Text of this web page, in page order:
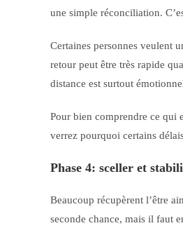
une simple réconciliation.
Certaines personnes veulent
retour peut être très rapide
distance est surtout
Pour bien comprendre ce qui
verrez pourquoi certains
Phase 4: sceller et
Beaucoup récupèrent l’être
seconde chance, mais il faut